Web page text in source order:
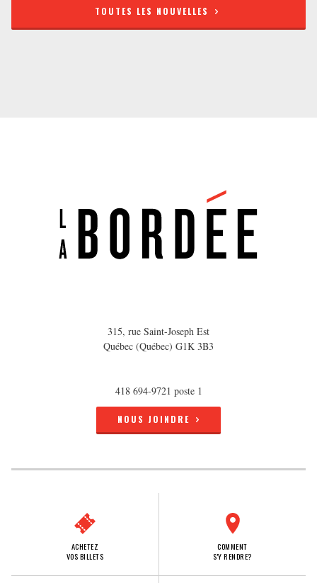
TOUTES LES NOUVELLES
315, rue Saint-Joseph Est
Québec (Québec) G1K 3B3
418 694-9721 poste 1
NOUS JOINDRE
ACHETEZ
VOS BILLETS
COMMENT
S'Y RENDRE?